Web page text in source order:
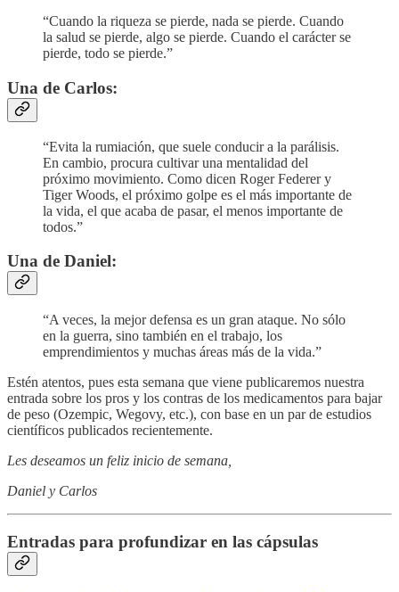
“Cuando la riqueza se pierde, nada se pierde. Cuando
la salud se pierde, algo se pierde. Cuando el carácter se
pierde, todo se pierde.”
Una de Carlos:
“Evita la rumiación, que suele conducir a la parálisis.
En cambio, procura cultivar una mentalidad del
próximo movimiento. Como dicen Roger Federer y
Tiger Woods, el próximo golpe es el más importante de
la vida, el que acaba de pasar, el menos importante de
todos.”
Una de Daniel:
“A veces, la mejor defensa es un gran ataque. No sólo
en la guerra, sino también en el trabajo, los
emprendimientos y muchas áreas más de la vida.”
Estén atentos, pues esta semana que viene publicaremos nuestra
entrada sobre los pros y los contras de los medicamentos para bajar
de peso (Ozempic, Wegovy, etc.), con base en un par de estudios
científicos publicados recientemente.
Les deseamos un feliz inicio de semana,
Daniel y Carlos
Entradas para profundizar en las cápsulas